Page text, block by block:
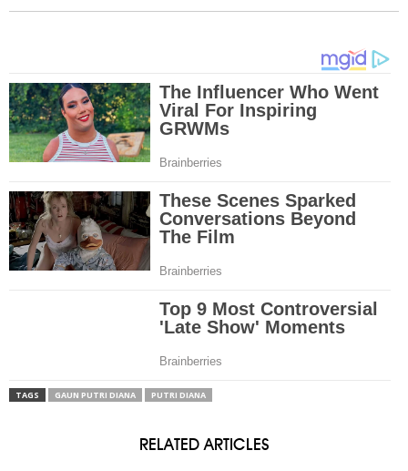
TAGS GAUN PUTRI DIANA PUTRI DIANA
RELATED ARTICLES